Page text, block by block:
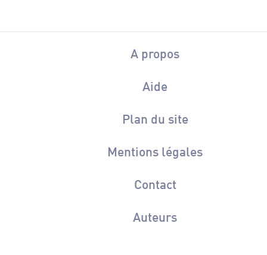
A propos
Aide
Plan du site
Mentions légales
Contact
Auteurs